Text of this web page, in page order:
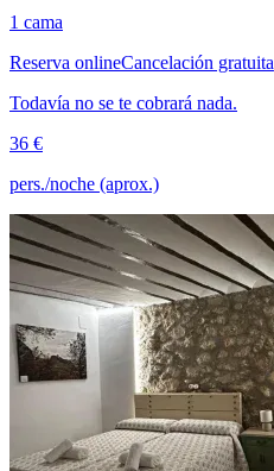
1 cama
Reserva onlineCancelación gratuita
Todavía no se te cobrará nada.
36 €
pers./noche (aprox.)